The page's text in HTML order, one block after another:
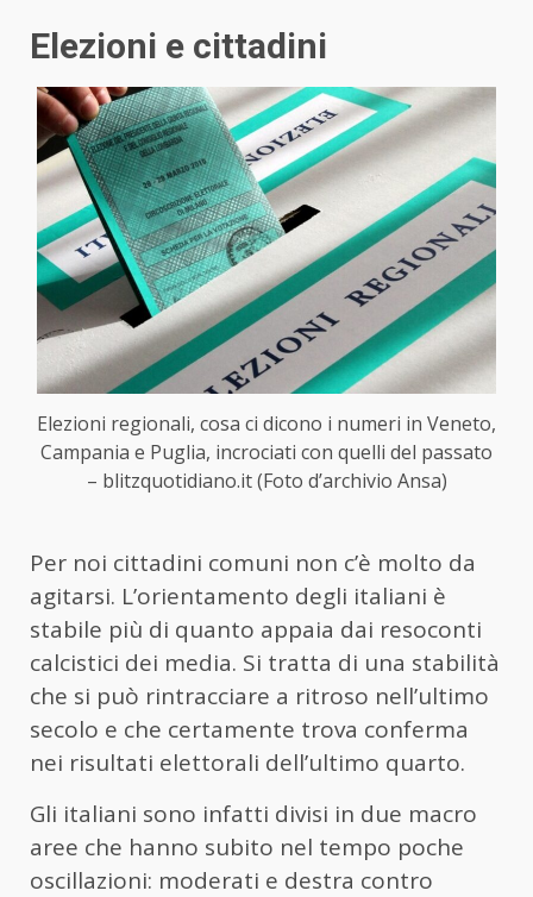
Elezioni e cittadini
Elezioni regionali, cosa ci dicono i numeri in Veneto,
Campania e Puglia, incrociati con quelli del passato
– blitzquotidiano.it (Foto d’archivio Ansa)
Per noi cittadini comuni non c’è molto da
agitarsi. L’orientamento degli italiani è
stabile più di quanto appaia dai resoconti
calcistici dei media. Si tratta di una stabilità
che si può rintracciare a ritroso nell’ultimo
secolo e che certamente trova conferma
nei risultati elettorali dell’ultimo quarto.
Gli italiani sono infatti divisi in due macro
aree che hanno subito nel tempo poche
oscillazioni: moderati e destra contro